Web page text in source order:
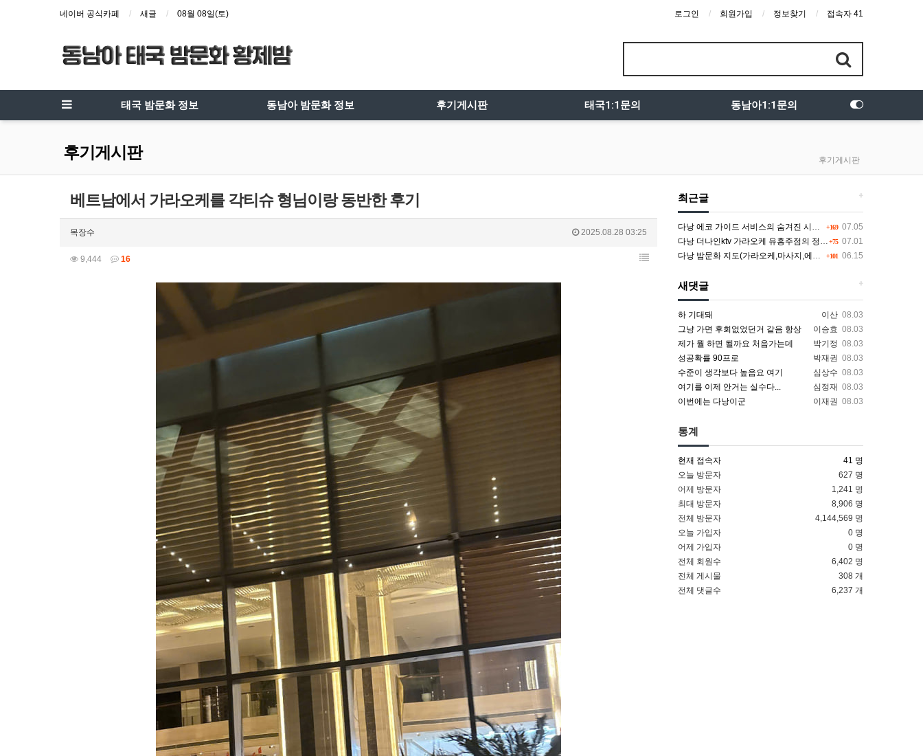
네이버 공식카페 새글 08월 08일(토) 로그인 회원가입 정보찾기 접속자 41
태국 밤문화 정보 동남아 밤문화 정보 후기게시판 태국1:1문의 동남아1:1문의
후기게시판 후기게시판
베트남에서 가라오케를 각티슈 형님이랑 동반한 후기
목장수 2025.08.28 03:25
9,444 16
+
최근글
+169 07.05
다낭 에코 가이드 서비스의 숨겨진 시스템과 다채로운 인력 풀의 진실
+75 07.01
다낭 더나인ktv 가라오케 유흥주점의 정석을 찾고 있다면 여기
+101 06.15
다낭 밤문화 지도(가라오케,마사지,에코걸,토킹바,클럽) 유흥별 가격 및 후기공유
+
새댓글
이산 08.03
하 기대돼
이승효 08.03
그냥 가면 후회없었던거 같음 항상
박기정 08.03
제가 뭘 하면 될까요 처음가는데
박재권 08.03
성공확률 90프로
심상수 08.03
수준이 생각보다 높음요 여기
심정재 08.03
여기를 이제 안거는 실수다...
이재권 08.03
이번에는 다낭이군
통계
현재 접속자
41 명
오늘 방문자
627 명
어제 방문자
1,241 명
최대 방문자
8,906 명
전체 방문자
4,144,569 명
오늘 가입자
0 명
어제 가입자
0 명
전체 회원수
6,402 명
전체 게시물
308 개
전체 댓글수
6,237 개